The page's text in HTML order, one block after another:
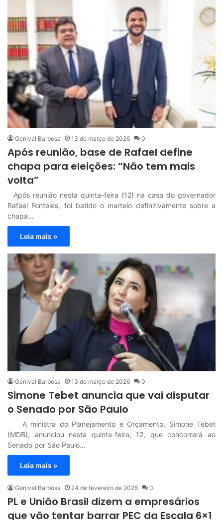
Genival Barbosa 13 de março de 2026 0
Após reunião, base de Rafael define
chapa para eleições: “Não tem mais
volta”
Após reunião nesta quinta-feira (12) na casa do governador
Rafael Fonteles, foi batido o martelo definitivamente sobre a
chapa…
Leia mais »
Genival Barbosa 13 de março de 2026 0
Simone Tebet anuncia que vai disputar
o Senado por São Paulo
A ministra do Planejamento e Orçamento, Simone Tebet
(MDB), anunciou nesta quinta-feira, 12, que concorrerá ao
Senado por São Paulo…
Leia mais »
Genival Barbosa 24 de fevereiro de 2026 0
PL e União Brasil dizem a empresários
que vão tentar barrar PEC da Escala 6×1